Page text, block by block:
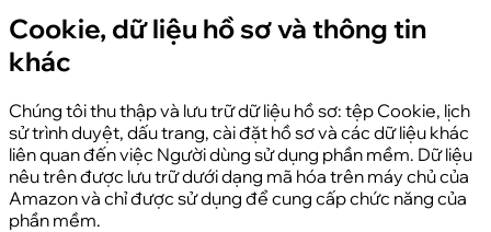
Cookie, dữ liệu hồ sơ và thông tin
khác
Chúng tôi thu thập và lưu trữ dữ liệu hồ sơ: tệp Cookie, lịch
sử trình duyệt, dấu trang, cài đặt hồ sơ và các dữ liệu khác
liên quan đến việc Người dùng sử dụng phần mềm. Dữ liệu
nêu trên được lưu trữ dưới dạng mã hóa trên máy chủ của
Amazon và chỉ được sử dụng để cung cấp chức năng của
phần mềm.